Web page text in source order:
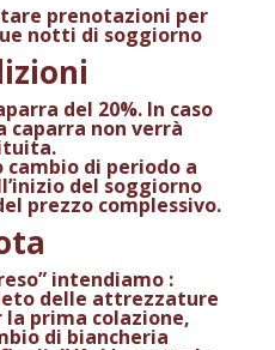
prenotazioni per
notti di soggiorno
del 20%. In caso
caparra non verrà
cambio di periodo a
del soggiorno
prezzo complessivo.
intendiamo :
delle attrezzature
la prima colazione,
di biancheria